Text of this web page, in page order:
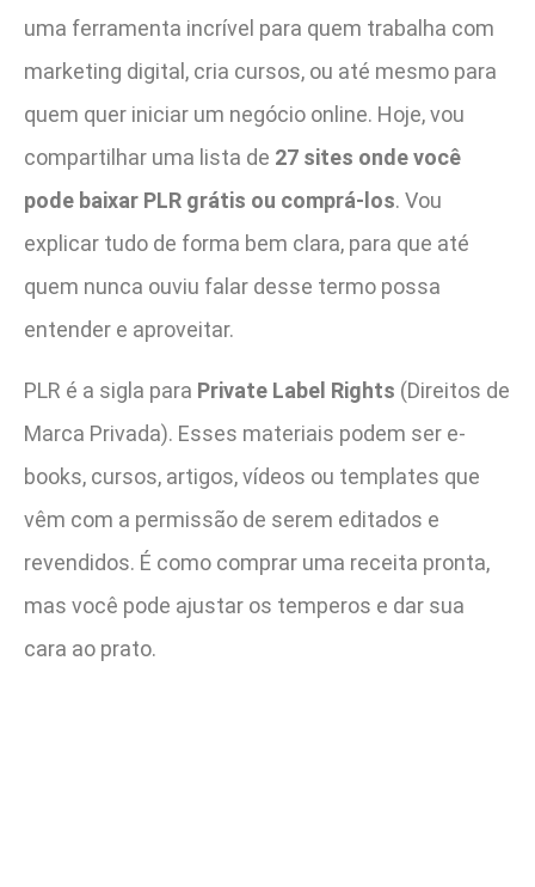
uma ferramenta incrível para quem trabalha com
marketing digital, cria cursos, ou até mesmo para
quem quer iniciar um negócio online. Hoje, vou
compartilhar uma lista de 27 sites onde você
pode baixar PLR grátis ou comprá-los. Vou
explicar tudo de forma bem clara, para que até
quem nunca ouviu falar desse termo possa
entender e aproveitar.
PLR é a sigla para Private Label Rights (Direitos de
Marca Privada). Esses materiais podem ser e-
books, cursos, artigos, vídeos ou templates que
vêm com a permissão de serem editados e
revendidos. É como comprar uma receita pronta,
mas você pode ajustar os temperos e dar sua
cara ao prato.